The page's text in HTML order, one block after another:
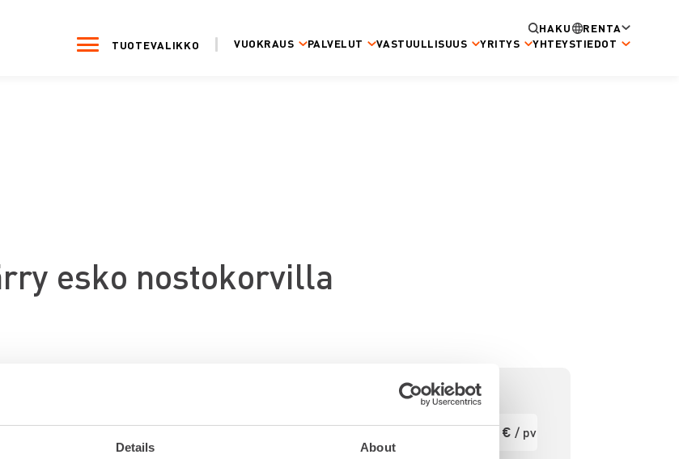
Details About
HAKU
RENTA
TUOTEVALIKKO
VUOKRAUS PALVELUT VASTUULLISUUS YRITYS YHTEYSTIEDOT
esko nostokorvilla
Korkeus
0,70 m
Leveys
Ensimmäinen
9,65 € / pv